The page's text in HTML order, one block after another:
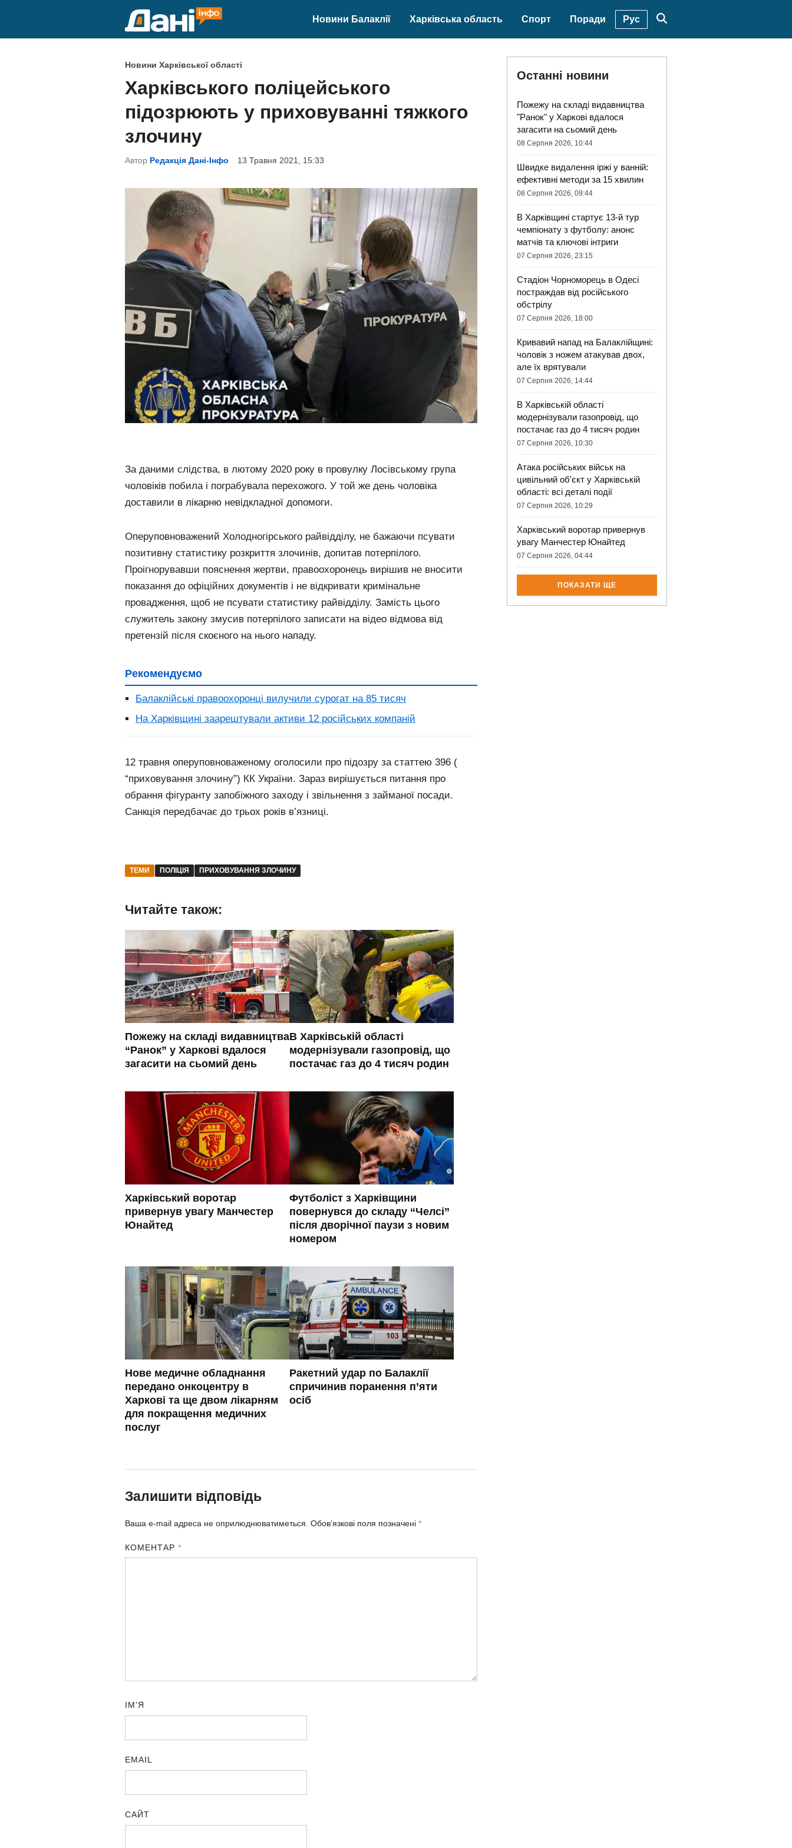
Новини Балаклії Харківська область Спорт Поради Рус
P
o
s
e
d
i
Новини Харківської області
Харківського поліцейського
підозрюють у приховуванні тяжкого
злочину
Автор Редакція Дані-Інфо 13 Травня 2021, 15:33
За даними слідства, в лютому 2020 року в провулку Лосівському група
чоловіків побила і пограбувала перехожого. У той же день чоловіка
доставили в лікарню невідкладної допомоги.
Оперуповноважений Холодногірського райвідділу, не бажаючи псувати
позитивну статистику розкриття злочинів, допитав потерпілого.
Проігнорувавши пояснення жертви, правоохоронець вирішив не вносити
показання до офіційних документів і не відкривати кримінальне
провадження, щоб не псувати статистику райвідділу. Замість цього
служитель закону змусив потерпілого записати на відео відмова від
претензій після скоєного на нього нападу.
Рекомендуємо
Балаклійські правоохоронці вилучили сурогат на 85 тисяч
На Харківщині заарештували активи 12 російських компаній
12 травня оперуповноваженому оголосили про підозру за статтею 396 (
“приховування злочину”) КК України. Зараз вирішується питання про
обрання фігуранту запобіжного заходу і звільнення з займаної посади.
Санкція передбачає до трьох років в’язниці.
ТЕМИ ПОЛІЦІЯ ПРИХОВУВАННЯ ЗЛОЧИНУ
Читайте також:
Пожежу на складі видавництва
“Ранок” у Харкові вдалося
загасити на сьомий день
В Харківській області
модернізували газопровід, що
постачає газ до 4 тисяч родин
Харківський воротар
привернув увагу Манчестер
Юнайтед
Футболіст з Харківщини
повернувся до складу “Челсі”
після дворічної паузи з новим
номером
Нове медичне обладнання
передано онкоцентру в
Харкові та ще двом лікарням
для покращення медичних
послуг
Ракетний удар по Балаклії
спричинив поранення п’яти
осіб
Залишити відповідь
Ваша e-mail адреса не оприлюднюватиметься. Обов’язкові поля позначені *
КОМЕНТАР*
ІМ'Я
EMAIL
САЙТ
Останні новини
Пожежу на складі видавництва
"Ранок" у Харкові вдалося
загасити на сьомий день
08 Серпня 2026, 10:44
Швидке видалення іржі у ванній:
ефективні методи за 15 хвилин
08 Серпня 2026, 09:44
В Харківщині стартує 13-й тур
чемпіонату з футболу: анонс
матчів та ключові інтриги
07 Серпня 2026, 23:15
Стадіон Чорноморець в Одесі
постраждав від російського
обстрілу
07 Серпня 2026, 18:00
Кривавий напад на Балаклійщині:
чоловік з ножем атакував двох,
але їх врятували
07 Серпня 2026, 14:44
В Харківській області
модернізували газопровід, що
постачає газ до 4 тисяч родин
07 Серпня 2026, 10:30
Атака російських військ на
цивільний об'єкт у Харківській
області: всі деталі події
07 Серпня 2026, 10:29
Харківський воротар привернув
увагу Манчестер Юнайтед
07 Серпня 2026, 04:44
ПОКАЗАТИ ЩЕ